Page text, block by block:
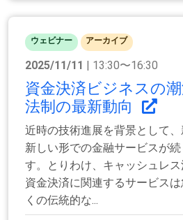
ウェビナー アーカイブ
2025/11/11 | 13:30〜16:30
資金決済ビジネスの
法制の最新動向
近時の技術進展を背景として
新しい形での金融サービスが
す。とりわけ、キャッシュレス
資金決済に関連するサービス
くの伝統的な...